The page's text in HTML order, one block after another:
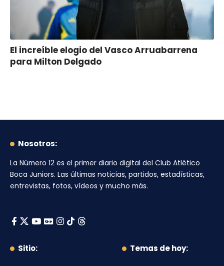
El increíble elogio del Vasco Arruabarrena
para Milton Delgado
Nosotros:
La Número 12 es el primer diario digital del Club Atlético
Boca Juniors. Las últimas noticias, partidos, estadísticas,
entrevistas, fotos, vídeos y mucho más.
Sitio: Temas de hoy: